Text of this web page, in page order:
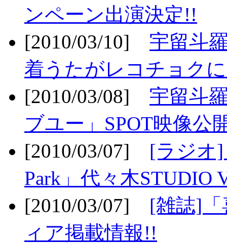
ンペーン出演決定!!
[2010/03/10] 宇留斗
着うたがレコチョク
[2010/03/08] 宇留斗
ブユー」SPOT映像公
[2010/03/07] [ラジオ]
Park」代々木STUDIO
[2010/03/07] [雑誌]「
ィア掲載情報!!